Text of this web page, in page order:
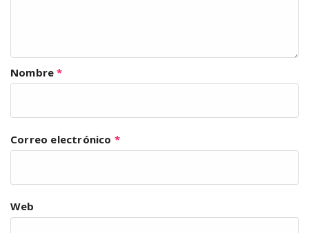
Nombre*
Correo electrónico *
Web